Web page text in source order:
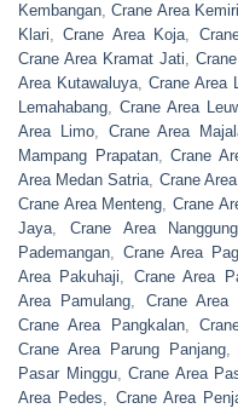
Kembangan,Crane Area Kemiri
Klari,Crane Area Koja,
Crane Area Kramat Jati,
Area Kutawaluya, Crane Area
Lemahabang,Crane Area
Area Limo, Crane Area
Mampang Prapatan,Crane
Area Medan Satria, Crane
Crane Area Menteng,Crane
Jaya, Crane Area Nanggung
Pademangan, Crane Area
Area Pakuhaji, Crane Area
Area Pamulang, Crane Area
Crane Area Pangkalan,
Crane Area Parung Panjang,
Pasar Minggu,Crane Area
Area Pedes, Crane Area